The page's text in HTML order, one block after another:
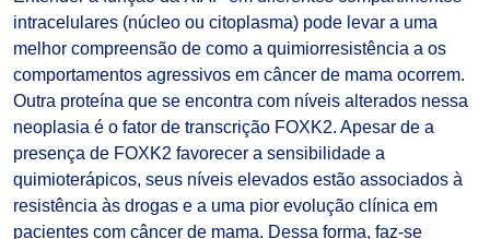
intracelulares (núcleo ou citoplasma) pode levar a uma
melhor compreensão de como a quimiorresistência a os
comportamentos agressivos em câncer de mama ocorrem.
Outra proteína que se encontra com níveis alterados nessa
neoplasia é o fator de transcrição FOXK2. Apesar de a
presença de FOXK2 favorecer a sensibilidade a
quimioterápicos, seus níveis elevados estão associados à
resistência às drogas e a uma pior evolução clínica em
pacientes com câncer de mama. Dessa forma, faz-se